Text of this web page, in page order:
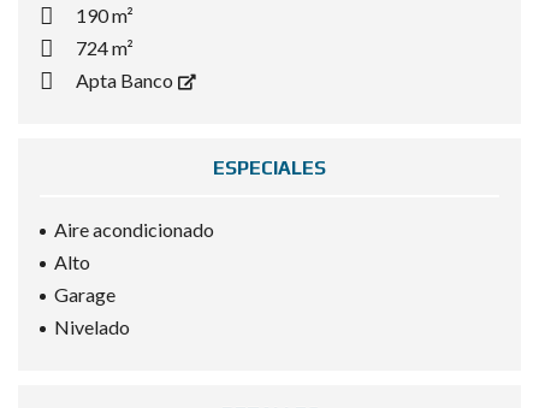
190 m²
724 m²
Apta Banco
ESPECIALES
Aire acondicionado
Alto
Garage
Nivelado